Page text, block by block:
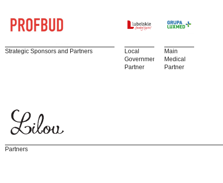
Strategic Sponsors and Partners
Local
Government
Partner
Main
Medical
Partner
Partners